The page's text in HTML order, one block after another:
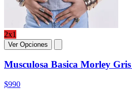
2x1
Ver Opciones
Musculosa Basica Morley
$990